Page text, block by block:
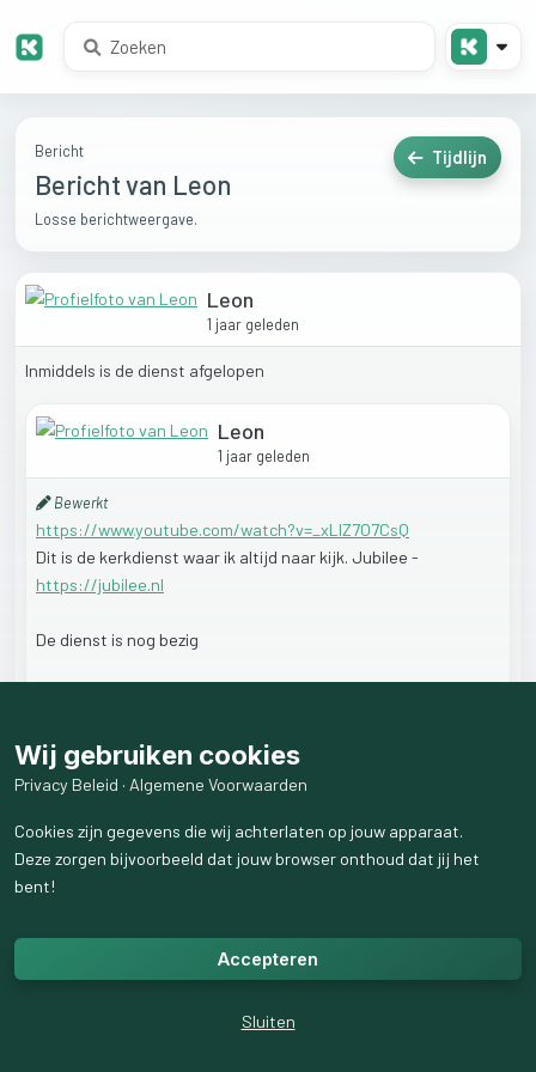
Bericht
Bericht van Leon
Losse berichtweergave.
Tijdlijn
Leon
1 jaar geleden
Inmiddels is de dienst afgelopen
Leon
1 jaar geleden
Bewerkt
https://www.youtube.com/watch?v=_xLlZ7O7CsQ
Dit is de kerkdienst waar ik altijd naar kijk. Jubilee -
https://jubilee.nl
De dienst is nog bezig
1like 3weergaven
Wij gebruiken cookies
Privacy Beleid · Algemene Voorwaarden
Cookies zijn gegevens die wij achterlaten op jouw apparaat.
Deze zorgen bijvoorbeeld dat jouw browser onthoud dat jij het
bent!
Accepteren
Sluiten